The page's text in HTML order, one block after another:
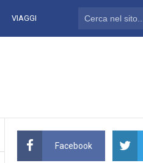
VIAGGI
Facebook